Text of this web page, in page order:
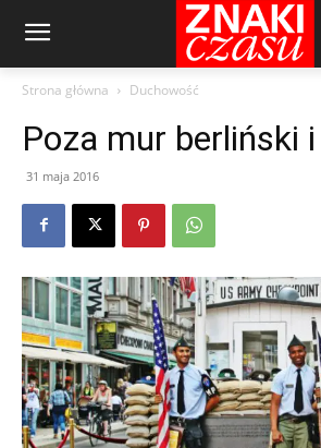
Strona główna Duchowość
Poza mur berliński
31 maja 2016